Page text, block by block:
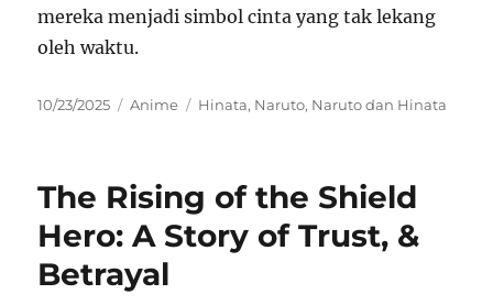
mereka menjadi simbol cinta yang tak lekang
oleh waktu.
Posted
10/23/2025 Categories
Anime Tags
Hinata, Naruto, Naruto dan Hinata
The Rising of the Shield
Hero: A Story of Trust, &
Betrayal